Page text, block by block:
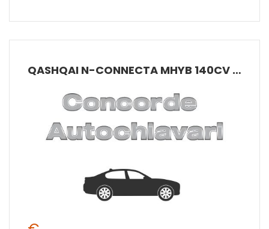
QASHQAI N-CONNECTA MHYB 140CV MT 2W